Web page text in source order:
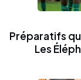
Préparatifs
Les